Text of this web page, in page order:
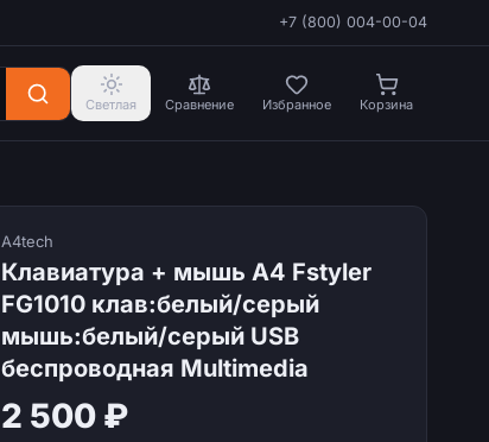
+7 (800) 004-00-04
Светлая Сравнение Избранное Корзина
A4tech
Клавиатура + мышь A4 Fstyler
FG1010 клав:белый/серый
мышь:белый/серый USB
беспроводная Multimedia
2 500 ₽